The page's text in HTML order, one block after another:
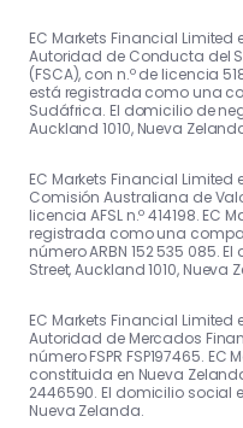
EC Markets Financial
Autoridad de Conducta del
(FSCA), con n.º de licencia
está registrada como una
Sudáfrica. El domicilio de
Auckland 1010, Nueva
EC Markets Financial
Comisión Australiana de
licencia AFSL n.º 414198. EC
registrada como una
número ARBN 152 535 085.
Street, Auckland 1010, Nueva
EC Markets Financial
Autoridad de Mercados
número FSPR FSP197465.
constituida en Nueva
2446590. El domicilio social
Nueva Zelanda.